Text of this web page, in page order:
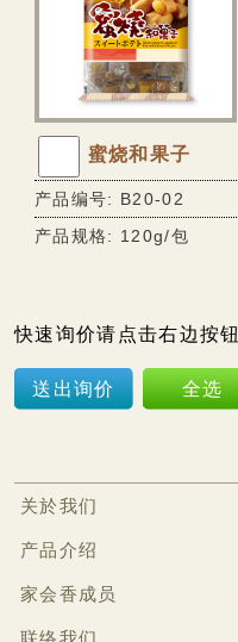
蜜烧和果子
产品编号: B20-02
产品规格: 120g/包
快速询价请点击右边按钮
送出询价 全选
关於我们
产品介绍
家会香成员